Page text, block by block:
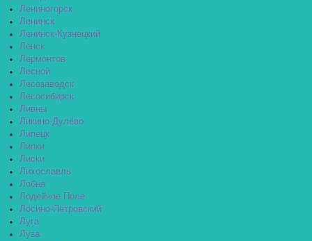
Лениногорск
Ленинск
Ленинск-Кузнецкий
Ленск
Лермонтов
Лесной
Лесозаводск
Лесосибирск
Ливны
Ликино-Дулёво
Липецк
Липки
Лиски
Лихославль
Лобня
Лодейное Поле
Лосино-Петровский
Луга
Луза